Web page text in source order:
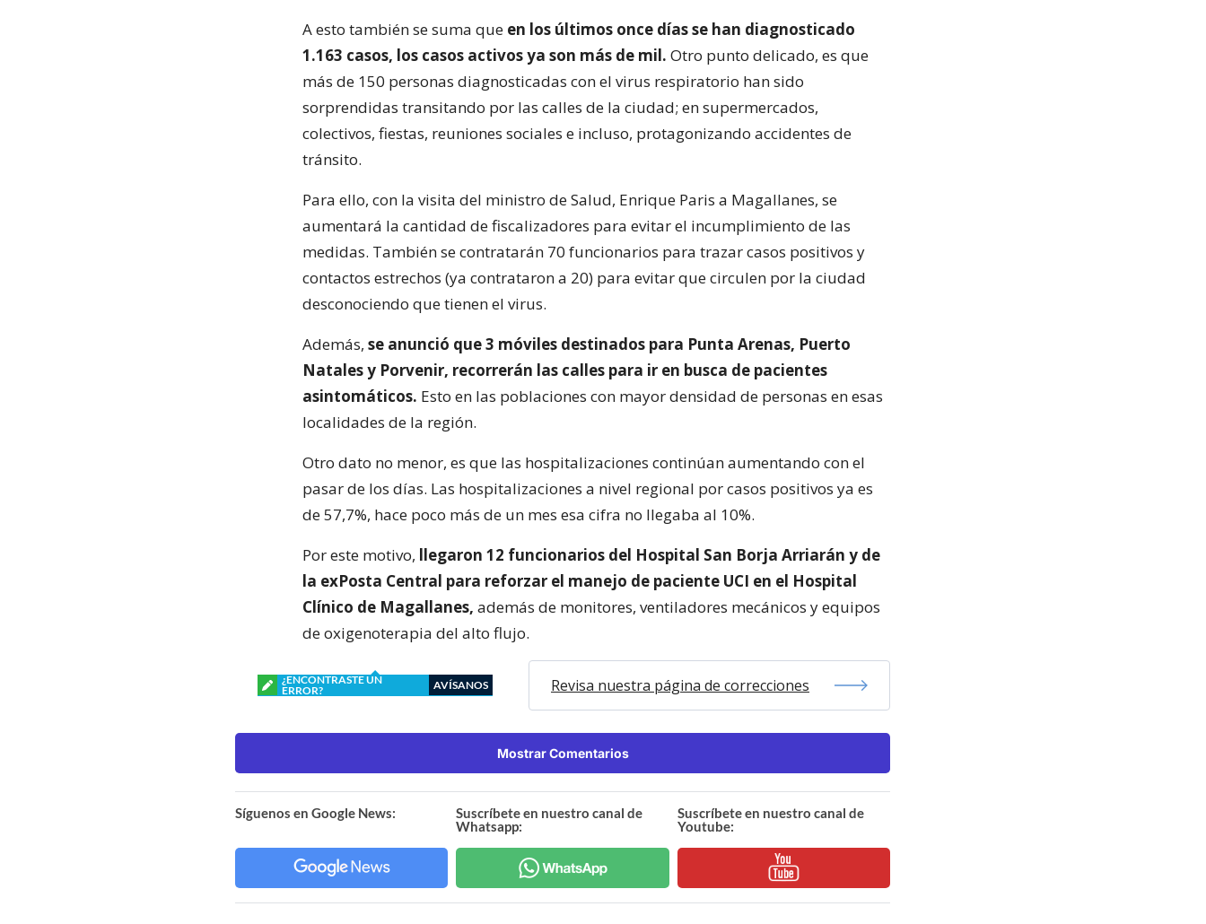
A esto también se suma que en los últimos once días se han diagnosticado
1.163 casos, los casos activos ya son más de mil. Otro punto delicado, es que
más de 150 personas diagnosticadas con el virus respiratorio han sido
sorprendidas transitando por las calles de la ciudad; en supermercados,
colectivos, fiestas, reuniones sociales e incluso, protagonizando accidentes de
tránsito.
Para ello, con la visita del ministro de Salud, Enrique Paris a Magallanes, se
aumentará la cantidad de fiscalizadores para evitar el incumplimiento de las
medidas. También se contratarán 70 funcionarios para trazar casos positivos y
contactos estrechos (ya contrataron a 20) para evitar que circulen por la ciudad
desconociendo que tienen el virus.
Además, se anunció que 3 móviles destinados para Punta Arenas, Puerto
Natales y Porvenir, recorrerán las calles para ir en busca de pacientes
asintomáticos. Esto en las poblaciones con mayor densidad de personas en esas
localidades de la región.
Otro dato no menor, es que las hospitalizaciones continúan aumentando con el
pasar de los días. Las hospitalizaciones a nivel regional por casos positivos ya es
de 57,7%, hace poco más de un mes esa cifra no llegaba al 10%.
Por este motivo, llegaron 12 funcionarios del Hospital San Borja Arriarán y de
la exPosta Central para reforzar el manejo de paciente UCI en el Hospital
Clínico de Magallanes, además de monitores, ventiladores mecánicos y equipos
de oxigenoterapia del alto flujo.
¿ENCONTRASTE UN
ERROR?
AVÍSANOS Revisa nuestra página de correcciones
Mostrar Comentarios
Síguenos en Google News:
Suscríbete en nuestro canal de
Whatsapp:
Suscríbete en nuestro canal de
Youtube: